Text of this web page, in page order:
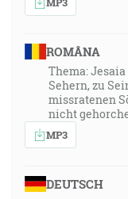
ROMÂNA
Thema: Jesaia
Sehern, zu
missratenen
nicht
MP3
DEUTSCH